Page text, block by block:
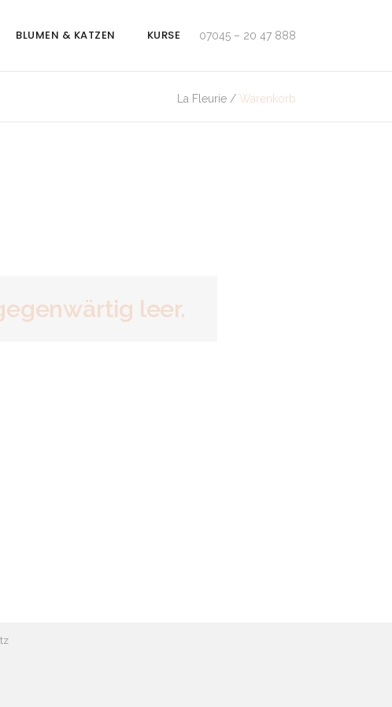
BLUMEN & KATZEN KURSE 07045 – 20 47 888
La Fleurie / Warenkorb
leer.